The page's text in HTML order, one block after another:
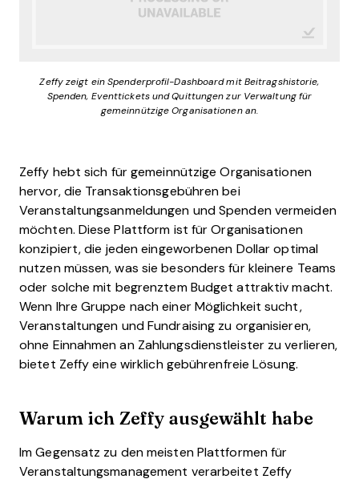
Zeffy zeigt ein Spenderprofil-Dashboard mit Beitragshistorie,
Spenden, Eventtickets und Quittungen zur Verwaltung für
gemeinnützige Organisationen an.
Zeffy hebt sich für gemeinnützige Organisationen
hervor, die Transaktionsgebühren bei
Veranstaltungsanmeldungen und Spenden vermeiden
möchten. Diese Plattform ist für Organisationen
konzipiert, die jeden eingeworbenen Dollar optimal
nutzen müssen, was sie besonders für kleinere Teams
oder solche mit begrenztem Budget attraktiv macht.
Wenn Ihre Gruppe nach einer Möglichkeit sucht,
Veranstaltungen und Fundraising zu organisieren,
ohne Einnahmen an Zahlungsdienstleister zu verlieren,
bietet Zeffy eine wirklich gebührenfreie Lösung.
Warum ich Zeffy ausgewählt habe
Im Gegensatz zu den meisten Plattformen für
Veranstaltungsmanagement verarbeitet Zeffy